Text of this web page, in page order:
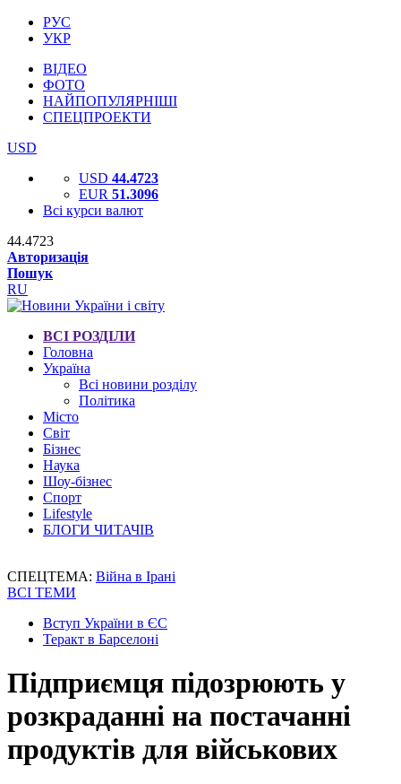
РУС
УКР
ВІДЕО
ФОТО
НАЙПОПУЛЯРНІШІ
СПЕЦПРОЕКТИ
USD
USD 44.4723
EUR 51.3096
Всі курси валют
44.4723
Авторизація
Пошук
RU
ВСІ РОЗДІЛИ
Головна
Україна
Всі новини розділу
Політика
Місто
Світ
Бізнес
Наука
Шоу-бізнес
Спорт
Lifestyle
БЛОГИ ЧИТАЧІВ
СПЕЦТЕМА: Війна в Ірані
ВСІ ТЕМИ
Вступ України в ЄС
Теракт в Барселоні
Підприємця підозрюють у
розкраданні на постачанні
продуктів для військових